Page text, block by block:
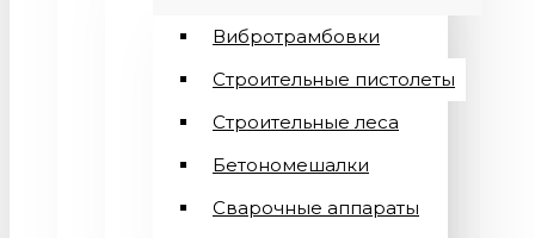
Вибротрамбовки
Строительные пистолеты
Строительные леса
Бетономешалки
Сварочные аппараты